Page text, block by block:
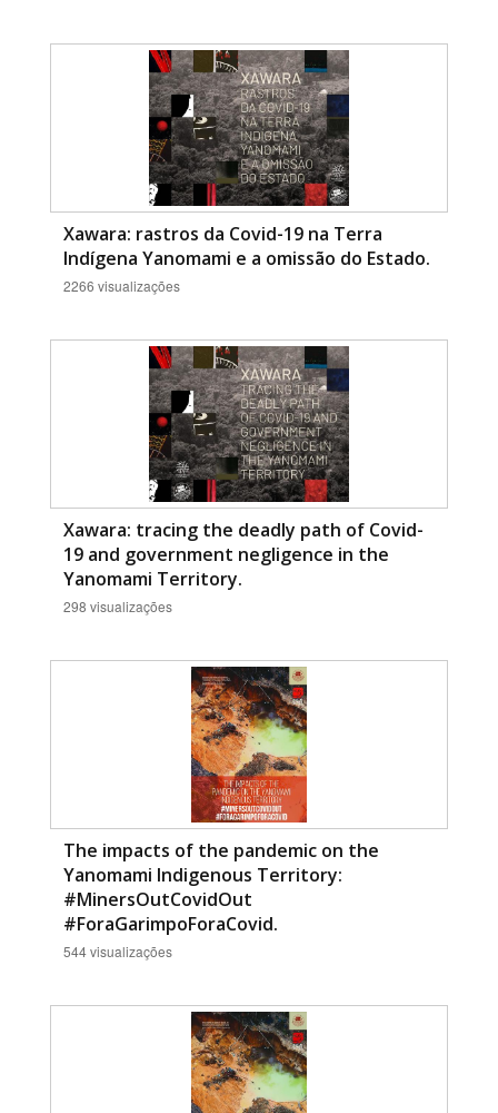
Xawara: rastros da Covid-19 na Terra
Indígena Yanomami e a omissão do Estado.
2266 visualizações
Xawara: tracing the deadly path of Covid-
19 and government negligence in the
Yanomami Territory.
298 visualizações
The impacts of the pandemic on the
Yanomami Indigenous Territory:
#MinersOutCovidOut
#ForaGarimpoForaCovid.
544 visualizações